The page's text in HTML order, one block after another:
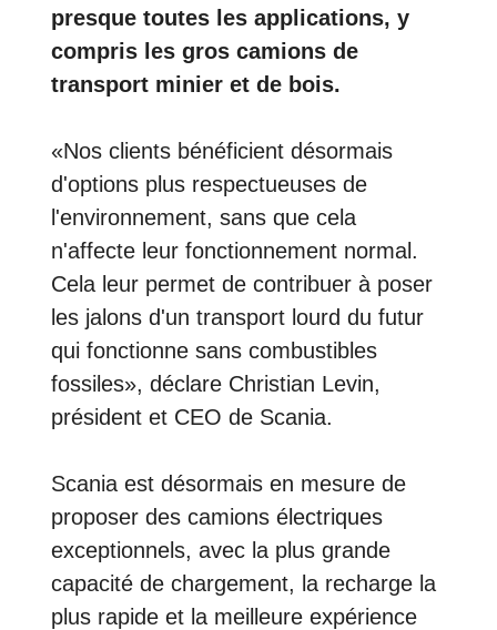
presque toutes les applications, y
compris les gros camions de
transport minier et de bois.
«Nos clients bénéficient désormais
d'options plus respectueuses de
l'environnement, sans que cela
n'affecte leur fonctionnement normal.
Cela leur permet de contribuer à poser
les jalons d'un transport lourd du futur
qui fonctionne sans combustibles
fossiles», déclare Christian Levin,
président et CEO de Scania.
Scania est désormais en mesure de
proposer des camions électriques
exceptionnels, avec la plus grande
capacité de chargement, la recharge la
plus rapide et la meilleure expérience